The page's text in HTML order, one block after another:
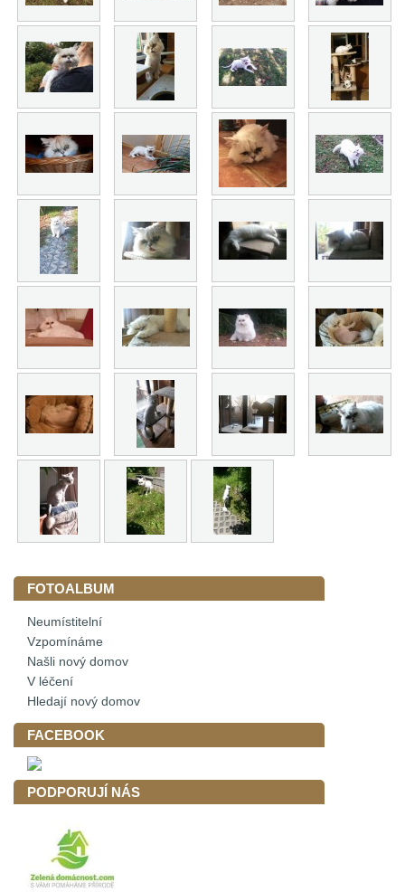
FOTOALBUM
Neumístitelní
Vzpomínáme
Našli nový domov
V léčení
Hledají nový domov
FACEBOOK
PODPORUJÍ NÁS